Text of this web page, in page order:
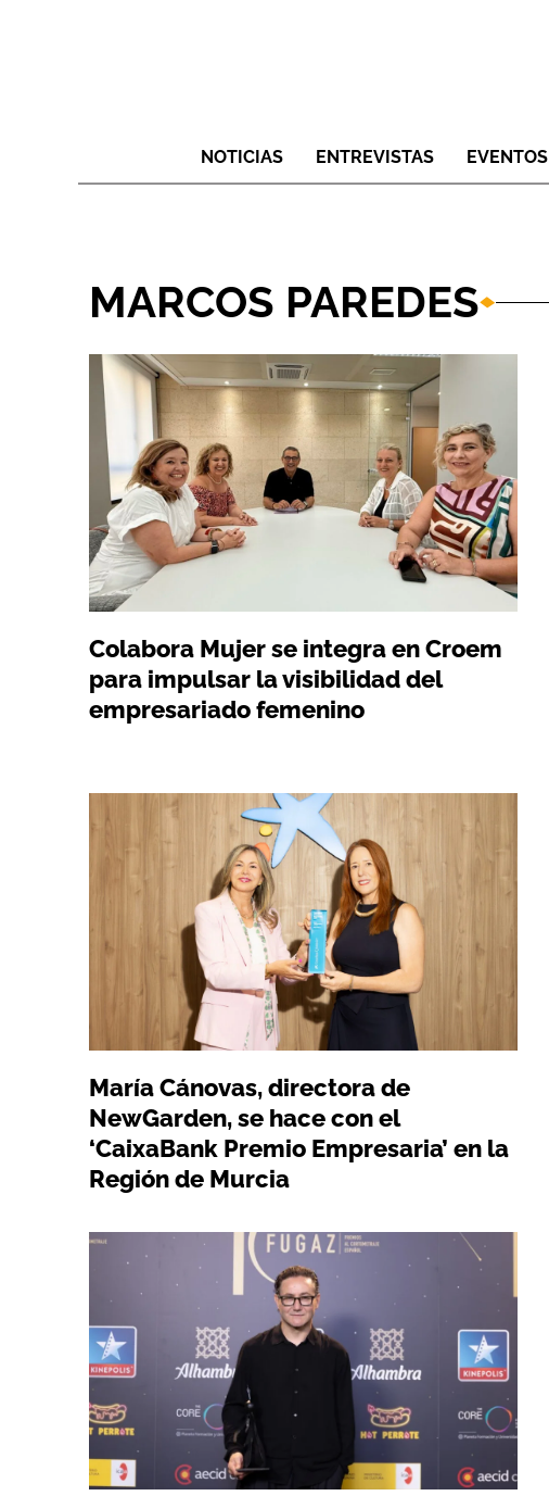
NOTICIAS ENTREVISTAS EVENTOS
MARCOS PAREDES
Colabora Mujer se integra en Croem
para impulsar la visibilidad del
empresariado femenino
María Cánovas, directora de
NewGarden, se hace con el
‘CaixaBank Premio Empresaria’ en la
Región de Murcia